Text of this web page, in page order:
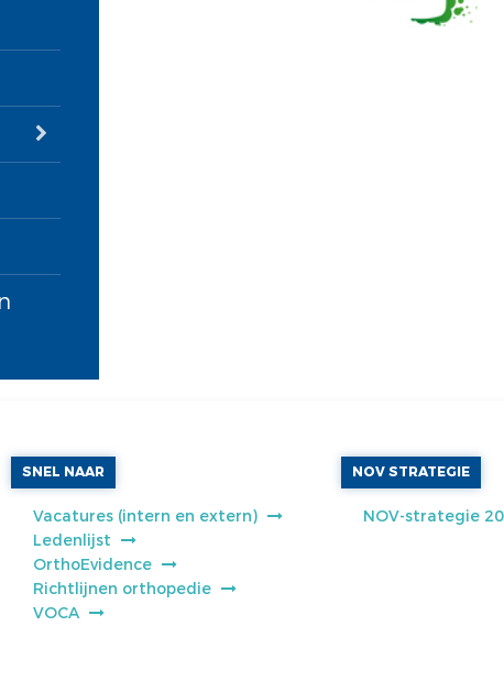
SNEL NAAR
Vacatures (intern en extern)
Ledenlijst
OrthoEvidence
Richtlijnen orthopedie
VOCA
NOV STRATEGIE
NOV-strategie